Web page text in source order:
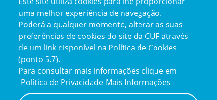
certification2certification3
Reclamações
e
elogios
uma melhor experiência de navegação.
Poderá a qualquer momento, alterar as suas
preferências de cookies do site da CUF através
de um link disponível na Política de Cookies
(ponto 5.7).
Para consultar mais informações clique em
Política de Privacidade Mais Informações